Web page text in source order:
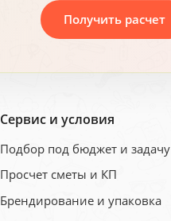
Получить расчет
Сервис и условия
Подбор под бюджет и задачу
Просчет сметы и КП
Брендирование и упаковка